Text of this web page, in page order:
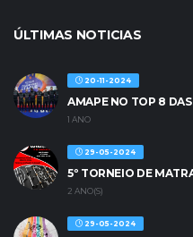
ÚLTIMAS NOTICIAS
20-11-2024
AMAPE NO TOP 8
1 ANO
29-05-2024
5º TORNEIO DE
2 ANO(S)
29-05-2024